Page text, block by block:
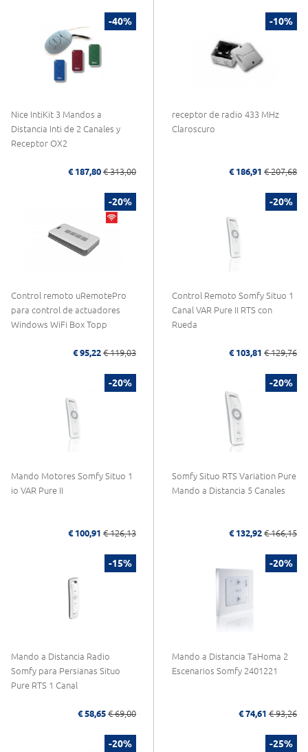
-40%
Nice IntiKit 3 Mandos a
Distancia Inti de 2 Canales y
Receptor OX2
€ 187,80 € 313,00
-10%
receptor de radio 433 MHz
Claroscuro
€ 186,91 € 207,68
-20%
Control remoto uRemotePro
para control de actuadores
Windows WiFi Box Topp
€ 95,22 € 119,03
-20%
Control Remoto Somfy Situo 1
Canal VAR Pure II RTS con
Rueda
€ 103,81 € 129,76
-20%
Mando Motores Somfy Situo 1
io VAR Pure II
€ 100,91 € 126,13
-20%
Somfy Situo RTS Variation Pure
Mando a Distancia 5 Canales
€ 132,92 € 166,15
-15%
Mando a Distancia Radio
Somfy para Persianas Situo
Pure RTS 1 Canal
€ 58,65 € 69,00
-20%
Mando a Distancia TaHoma 2
Escenarios Somfy 2401221
€ 74,61 € 93,26
-20% -25%